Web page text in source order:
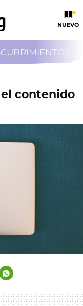
NUEVO
contenido